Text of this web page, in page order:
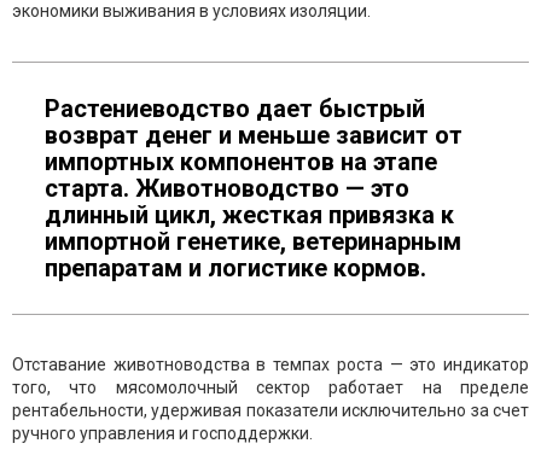
экономики выживания в условиях изоляции.
Растениеводство дает быстрый
возврат денег и меньше зависит от
импортных компонентов на этапе
старта. Животноводство — это
длинный цикл, жесткая привязка к
импортной генетике, ветеринарным
препаратам и логистике кормов.
Отставание животноводства в темпах роста — это индикатор
того, что мясомолочный сектор работает на пределе
рентабельности, удерживая показатели исключительно за счет
ручного управления и господдержки.